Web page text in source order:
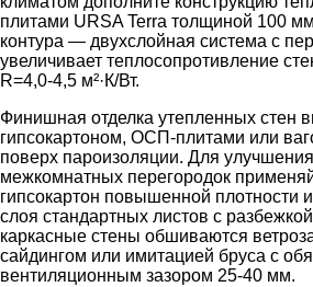
плитами URSA Terra толщиной 100
контура — двухслойная система с
увеличивает теплосопротивление
R=4,0-4,5 м²·К/Вт.
Финишная отделка утепленных стен
гипсокартоном, ОСП-плитами или
поверх пароизоляции. Для
межкомнатных перегородок
гипсокартон повышенной плотности
слоя стандартных листов с
каркасные стены обшиваются
сайдингом или имитацией бруса с
вентиляционным зазором 25-40 мм.